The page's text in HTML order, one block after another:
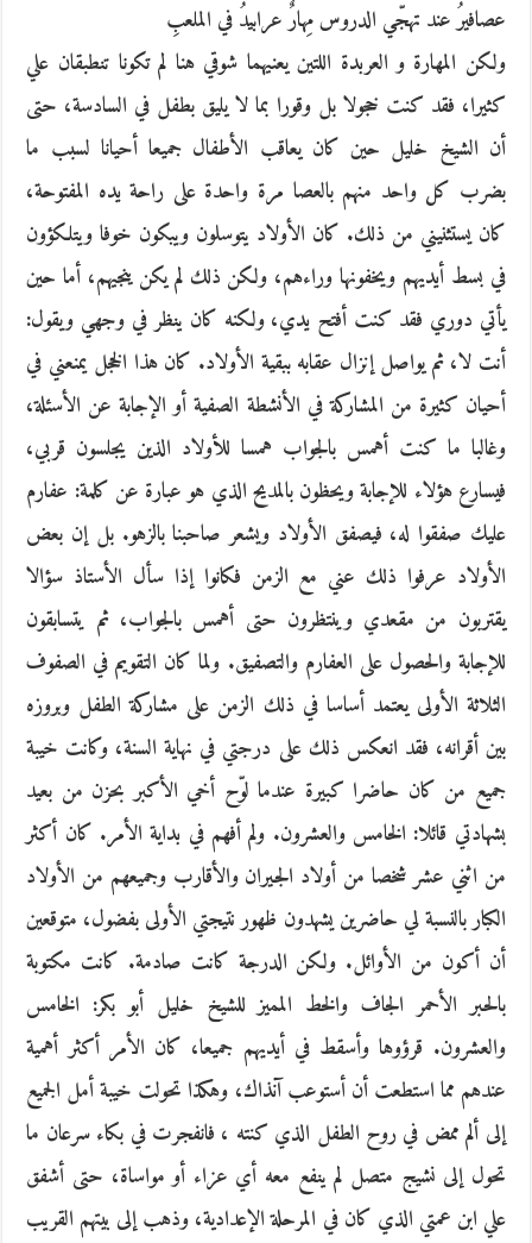
عصافيرُ عند تهجّي الدروس مِهارٌ عرابيدُ في الملعبِ
ولكن المهارة و العربدة اللتين يعنيهما شوقي هنا لم تكونا تنطبقان علي
كثيرا، فقد كنت خجولا بل وقورا بما لا يليق بطفل في السادسة، حتى
أن الشيخ خليل حين كان يعاقب الأطفال جميعا أحيانا لسبب ما
بضرب كل واحد منهم بالعصا مرة واحدة على راحة يده المفتوحة،
كان يستثنيني من ذلك. كان الأولاد يتوسلون ويبكون خوفا ويتلكؤون
في بسط أيديهم ويخفونها وراءهم، ولكن ذلك لم يكن ينجيهم، أما حين
يأتي دوري فقد كنت أفتح يدي، ولكنه كان ينظر في وجهي ويقول:
أنت لا، ثم يواصل إنزال عقابه ببقية الأولاد. كان هذا الخجل يمنعني في
أحيان كثيرة من المشاركة في الأنشطة الصفية أو الإجابة عن الأسئلة،
وغالبا ما كنت أهمس بالجواب همسا للأولاد الذين يجلسون قربي،
فيسارع هؤلاء للإجابة ويحظون بالمديح الذي هو عبارة عن كلمة: عفارم
عليك صفقوا له، فيصفق الأولاد ويشعر صاحبنا بالزهو. بل إن بعض
الأولاد عرفوا ذلك عني مع الزمن فكانوا إذا سأل الأستاذ سؤالا
يقتربون من مقعدي وينتظرون حتى أهمس بالجواب، ثم يتسابقون
للإجابة والحصول على العفارم والتصفيق. ولما كان التقويم في الصفوف
الثلاثة الأولى يعتمد أساسا في ذلك الزمن على مشاركة الطفل وبروزه
بين أقرانه، فقد انعكس ذلك على درجتي في نهاية السنة، وكانت خيبة
جميع من كان حاضرا كبيرة عندما لوّح أخي الأكبر بحزن من بعيد
بشهادتي قائلا: الخامس والعشرون. ولم أفهم في بداية الأمر. كان أكثر
من اثني عشر شخصا من أولاد الجيران والأقارب وجميعهم من الأولاد
الكبار بالنسبة لي حاضرين يشهدون ظهور نتيجتي الأولى بفضول، متوقعين
أن أكون من الأوائل. ولكن الدرجة كانت صادمة. كانت مكتوبة
بالحبر الأحمر الجاف والخط المميز للشيخ خليل أبو بكر: الخامس
والعشرون. قرؤوها وأسقط في أيديهم جميعا، كان الأمر أكثر أهمية
عندهم مما استطعت أن أستوعب آنذاك، وهكذا تحولت خيبة أمل الجميع
إلى ألم ممض في روح الطفل الذي كنته ، فانفجرت في بكاء سرعان ما
تحول إلى نشيج متصل لم ينفع معه أي عزاء أو مواساة، حتى أشفق
علي ابن عمتي الذي كان في المرحلة الإعدادية، وذهب إلى بيتهم القريب